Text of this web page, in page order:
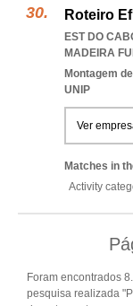
Roteiro
EST DO
MADEIRA
Montagem
UNIP
Ver
Matches in
Activity
Foram encontrados
pesquisa realizada